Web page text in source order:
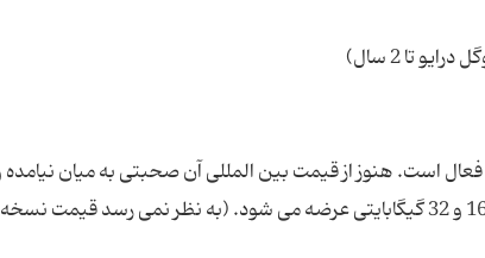
است. هنوز از قیمت بین المللی آن صحبتی به میان
قرارداد اوپراتور با قیمت 199 و 249 دلار برای مدل های 16 و 32 گیگابایتی عرضه می شود. (به نظر نمی